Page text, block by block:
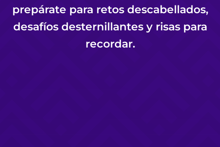
prepárate para retos descabellados,
desafíos desternillantes y risas para
recordar.